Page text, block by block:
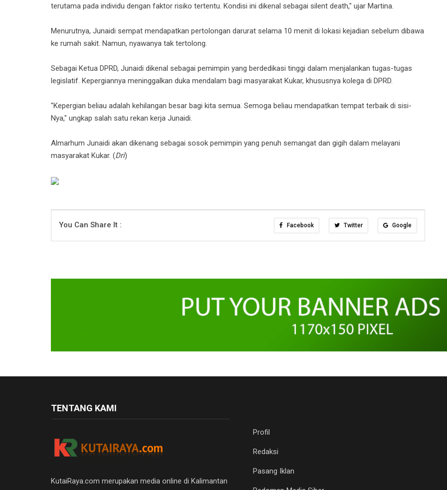
terutama pada individu dengan faktor risiko tertentu. Kondisi ini dikenal sebagai silent death," ujar Martina.
Menurutnya, Junaidi sempat mendapatkan pertolongan darurat selama 10 menit di lokasi kejadian sebelum dibawa
ke rumah sakit. Namun, nyawanya tak tertolong.
Sebagai Ketua DPRD, Junaidi dikenal sebagai pemimpin yang berdedikasi tinggi dalam menjalankan tugas-tugas
legislatif. Kepergiannya meninggalkan duka mendalam bagi masyarakat Kukar, khususnya kolega di DPRD.
"Kepergian beliau adalah kehilangan besar bagi kita semua. Semoga beliau mendapatkan tempat terbaik di sisi-
Nya," ungkap salah satu rekan kerja Junaidi.
Almarhum Junaidi akan dikenang sebagai sosok pemimpin yang penuh semangat dan gigih dalam melayani
masyarakat Kukar. (Dri)
You Can Share It : Facebook Twitter Google
TENTANG KAMI
KutaiRaya.com merupakan media online di Kalimantan
Profil
Redaksi
Pasang Iklan